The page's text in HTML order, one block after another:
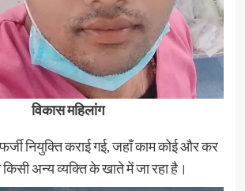
विकास महिलांग
नियुक्ति कराई गई, जहाँ काम कोई और कर
अन्य व्यक्ति के खाते में जा रहा है।